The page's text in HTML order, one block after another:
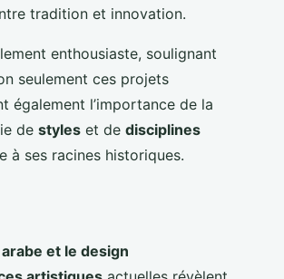
tradition et innovation.
enthousiaste, soulignant
seulement ces projets
également l’importance de la
de styles et de disciplines
à ses racines historiques.
et le design